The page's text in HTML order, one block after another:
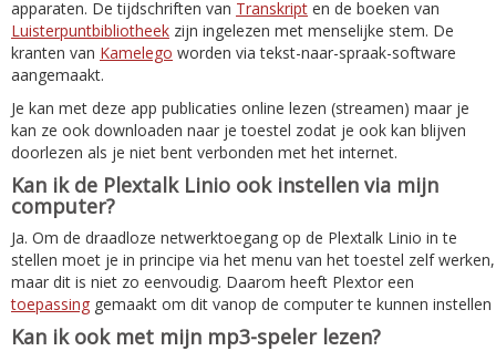
apparaten. De tijdschriften van Transkript en de boeken van
Luisterpuntbibliotheek zijn ingelezen met menselijke stem. De
kranten van Kamelego worden via tekst-naar-spraak-software
aangemaakt.
Je kan met deze app publicaties online lezen (streamen) maar je
kan ze ook downloaden naar je toestel zodat je ook kan blijven
doorlezen als je niet bent verbonden met het internet.
Kan ik de Plextalk Linio ook instellen via mijn
computer?
Ja. Om de draadloze netwerktoegang op de Plextalk Linio in te
stellen moet je in principe via het menu van het toestel zelf werken,
maar dit is niet zo eenvoudig. Daarom heeft Plextor een
toepassing gemaakt om dit vanop de computer te kunnen instellen
Kan ik ook met mijn mp3-speler lezen?